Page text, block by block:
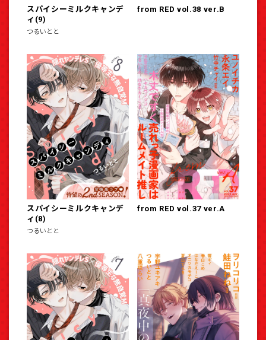
スパイシーミルクキャンデ
ィ(9)
つるいとと
from RED vol.38 ver.B
スパイシーミルクキャンデ
ィ(8)
つるいとと
from RED vol.37 ver.A